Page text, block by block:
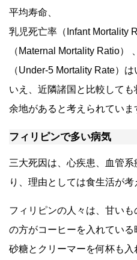
平均寿命、
乳児死亡率（Infant Mortality
（Maternal Mortality Ratio）
（Under-5 Mortality Rate）
いえ、近隣諸国と比較して
余地があると考えられていま
フィリピンで多い病気
三大死因は、 心疾患、血管系
り、理由としては食生活が考
フィリピンの人々は、甘い
の方がコーヒーを入れている
砂糖とクリーマーを何杯も入